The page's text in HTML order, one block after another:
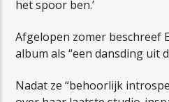
het spoor ben.’
Afgelopen zomer beschreef
album als “een dansding uit
Nadat ze “behoorlijk